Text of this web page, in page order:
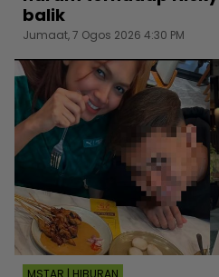
balik
Jumaat, 7 Ogos 2026 4:30 PM
MSTAR | HIBURAN